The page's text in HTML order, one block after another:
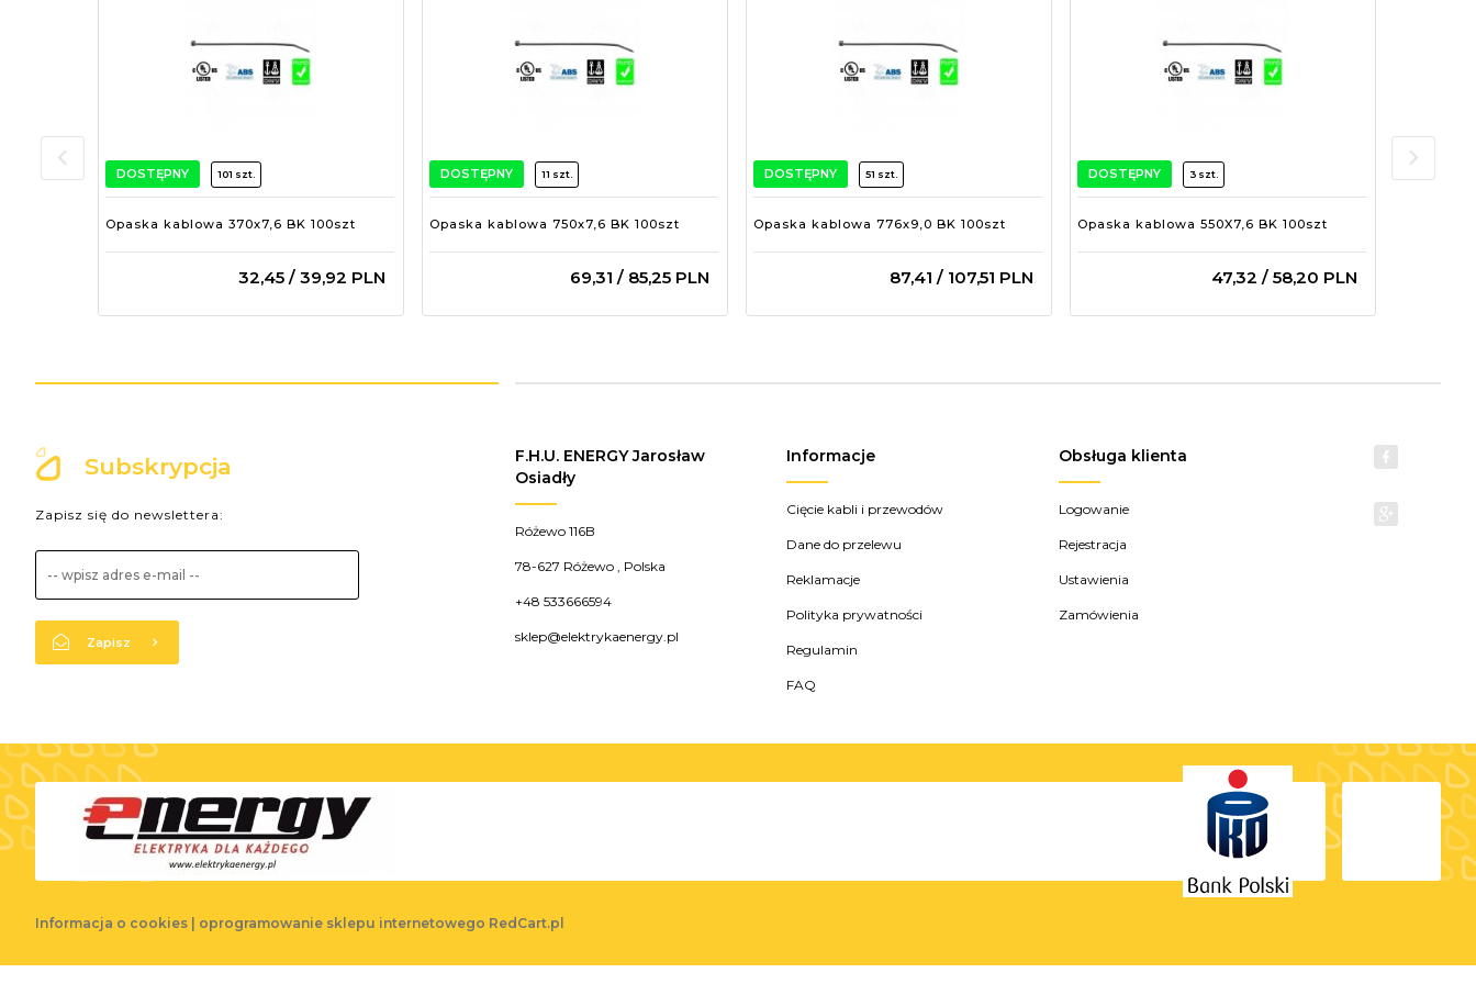
DOSTĘPNY 101 szt.
Opaska kablowa 370x7,6 BK 100szt
32,45 / 39,92 PLN
DOSTĘPNY 11 szt.
Opaska kablowa 750x7,6 BK 100szt
69,31 / 85,25 PLN
DOSTĘPNY 51 szt.
Opaska kablowa 776x9,0 BK 100szt
87,41 / 107,51 PLN
DOSTĘPNY 3 szt.
Opaska kablowa 550X7,6 BK 100szt
47,32 / 58,20 PLN
Subskrypcja
Zapisz się do newslettera:
Zapisz
F.H.U. ENERGY Jarosław
Osiadły
Różewo 116B
78-627 Różewo Polska
+48 533666594
sklep@elektrykaenergy.pl
Informacje
Cięcie kabli i przewodów
Dane do przelewu
Reklamacje
Polityka prywatności
Regulamin
FAQ
Obsługa klienta
Logowanie
Rejestracja
Ustawienia
Zamówienia
Informacja o cookies oprogramowanie sklepu internetowego RedCart.pl